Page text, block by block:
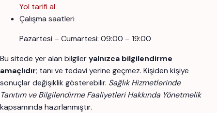
Yol tarifi al
Çalışma saatleri
Pazartesi – Cumartesi: 09:00 – 19:00
Bu sitede yer alan bilgileryalnızca bilgilendirme
amaçlıdır; tanı ve tedavi yerine geçmez. Kişiden kişiye
sonuçlar değişiklik gösterebilir. Sağlık Hizmetlerinde
Tanıtım ve Bilgilendirme Faaliyetleri Hakkında Yönetmelik
kapsamında hazırlanmıştır.